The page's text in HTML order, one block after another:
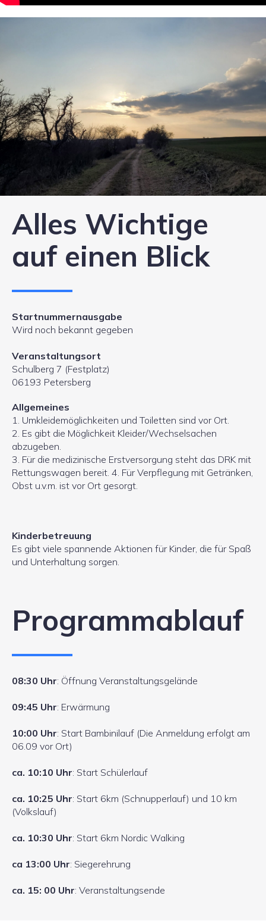
Alles Wichtige
auf einen Blick
Startnummernausgabe
Wird noch bekannt gegeben
Veranstaltungsort
Schulberg 7 (Festplatz)
06193 Petersberg
Allgemeines
1. Umkleidemöglichkeiten und Toiletten sind vor Ort.
2. Es gibt die Möglichkeit Kleider/Wechselsachen
abzugeben.
3. Für die medizinische Erstversorgung steht das DRK mit
Rettungswagen bereit. 4. Für Verpflegung mit Getränken,
Obst u.v.m. ist vor Ort gesorgt.
Kinderbetreuung
Es gibt viele spannende Aktionen für Kinder, die für Spaß
und Unterhaltung sorgen.
Programmablauf
08:30 Uhr: Öffnung Veranstaltungsgelände
09:45 Uhr: Erwärmung
10:00 Uhr: Start Bambinilauf (Die Anmeldung erfolgt am
06.09 vor Ort)
ca. 10:10 Uhr: Start Schülerlauf
ca. 10:25 Uhr: Start 6km (Schnupperlauf) und 10 km
(Volkslauf)
ca. 10:30 Uhr: Start 6km Nordic Walking
ca 13:00 Uhr: Siegerehrung
ca. 15: 00 Uhr: Veranstaltungsende